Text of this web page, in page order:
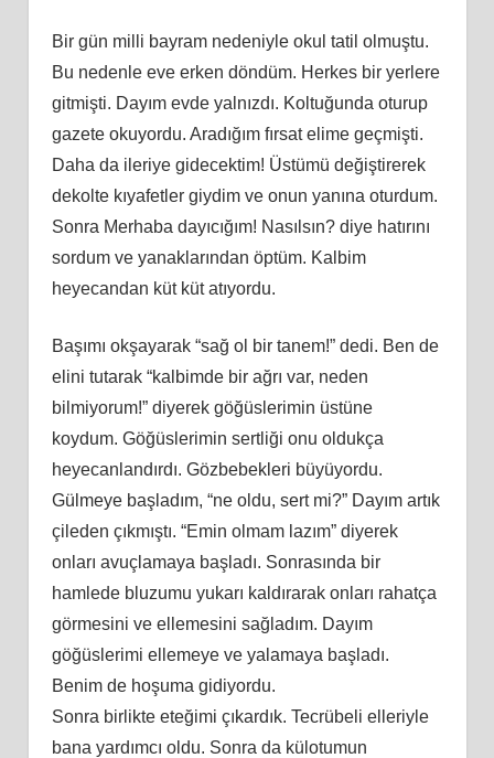
Bir gün milli bayram nedeniyle okul tatil olmuştu.
Bu nedenle eve erken döndüm. Herkes bir yerlere
gitmişti. Dayım evde yalnızdı. Koltuğunda oturup
gazete okuyordu. Aradığım fırsat elime geçmişti.
Daha da ileriye gidecektim! Üstümü değiştirerek
dekolte kıyafetler giydim ve onun yanına oturdum.
Sonra Merhaba dayıcığım! Nasılsın? diye hatırını
sordum ve yanaklarından öptüm. Kalbim
heyecandan küt küt atıyordu.
Başımı okşayarak “sağ ol bir tanem!” dedi. Ben de
elini tutarak “kalbimde bir ağrı var, neden
bilmiyorum!” diyerek göğüslerimin üstüne
koydum. Göğüslerimin sertliği onu oldukça
heyecanlandırdı. Gözbebekleri büyüyordu.
Gülmeye başladım, “ne oldu, sert mi?” Dayım artık
çileden çıkmıştı. “Emin olmam lazım” diyerek
onları avuçlamaya başladı. Sonrasında bir
hamlede bluzumu yukarı kaldırarak onları rahatça
görmesini ve ellemesini sağladım. Dayım
göğüslerimi ellemeye ve yalamaya başladı.
Benim de hoşuma gidiyordu.
Sonra birlikte eteğimi çıkardık. Tecrübeli elleriyle
bana yardımcı oldu. Sonra da külotumun